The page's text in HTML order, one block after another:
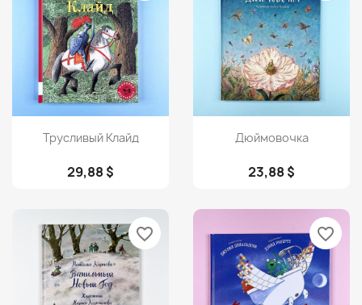
Просмотр
Трусливый Клайд
29,88 $
Просмотр
Дюймовочка
23,88 $
favorite_border favorite_border